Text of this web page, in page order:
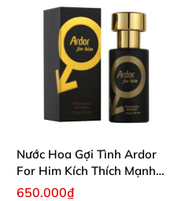
Nước Hoa Gợi Tình Ardor
For Him Kích Thích Mạnh
Mẽ
650.000₫